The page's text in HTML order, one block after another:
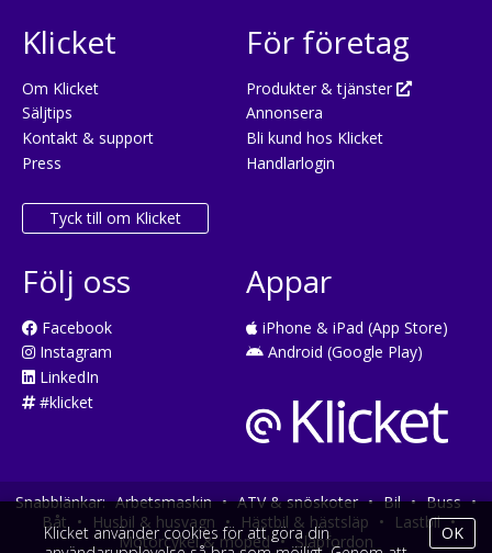
Klicket
Om Klicket
Säljtips
Kontakt & support
Press
Tyck till om Klicket
För företag
Produkter & tjänster
Annonsera
Bli kund hos Klicket
Handlarlogin
Följ oss
Facebook
Instagram
LinkedIn
#klicket
Appar
iPhone & iPad (App Store)
Android (Google Play)
Snabblänkar: Arbetsmaskin • ATV & snöskoter • Bil • Buss •
Båt • Husbil & husvagn • Hästbil & hästsläp • Lastbil •
Motorcykel & moped • Släpfordon
Klicket använder cookies för att göra din
OK